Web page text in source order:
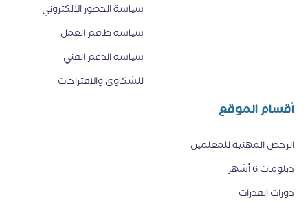
سياسة الحضور الالكتروني
سياسة طاقم العمل
سياسة الدعم الفني
للشكاوى والاقتراحات
أقسام الموقع
الرخص المهنية للمعلمين
دبلومات 6 أشهر
دورات القدرات